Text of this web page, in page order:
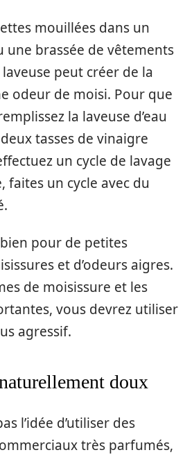
mouillées dans un
une brassée de vêtements
peut créer de la
odeur de moisi. Pour que
la laveuse d’eau
tasses de vinaigre
un cycle de lavage
faites un cycle avec du
pour de petites
et d’odeurs aigres.
de moisissure et les
vous devrez utiliser
agressif.
doux
l’idée d’utiliser des
très parfumés,